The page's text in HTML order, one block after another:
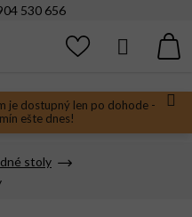
je dostupný len po dohode -
ešte dnes!
530 656
Hľadať
stoly